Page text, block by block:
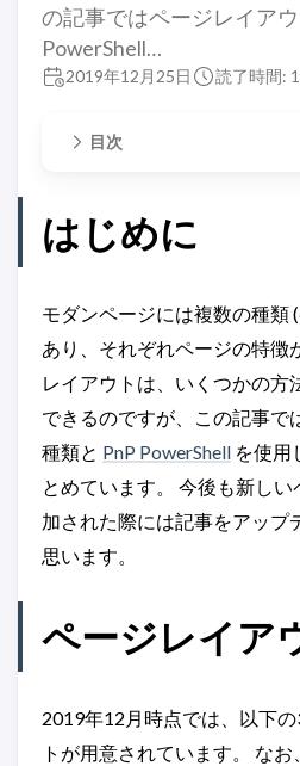
の記事ではページレイア
PowerShell…
2019年12月25日 読了時間:
目次
はじめに
モダンページには複数の種類
あり、それぞれページの特徴
レイアウトは、いくつかの方
できるのですが、この記事で
種類と PnP PowerShell を使用
とめています。 今後も新し
加された際には記事をアップ
思います。
ページレイア
2019年12月時点では、以下
トが用意されています。 な